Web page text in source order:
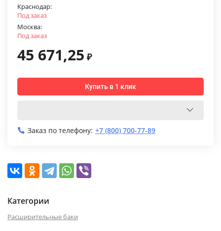
Краснодар:
Под заказ
Москва:
Под заказ
45 671,25 ₽
Купить в 1 клик
Заказ по телефону: +7 (800) 700-77-89
Категории
Расширительные баки